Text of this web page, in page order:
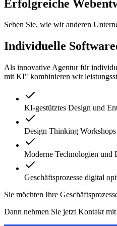
Erfolgreiche
Sehen Sie, wie wir anderen
Individuelle
Als innovative Agentur für
mit KI" kombinieren wir
KI-gestütztes Design und
Design Thinking
Moderne Technologien und
Geschäftsprozesse digital
Sie möchten Ihre
Dann nehmen Sie jetzt Kontakt mit